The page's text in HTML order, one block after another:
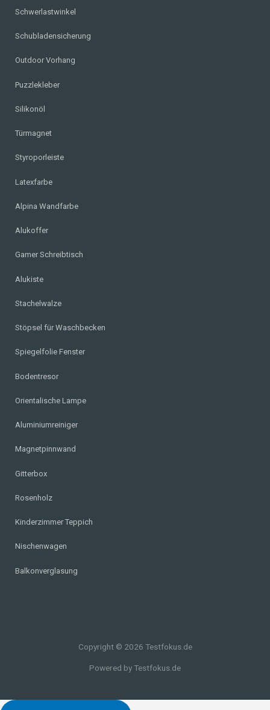
Schwerlastwinkel
Schubladensicherung
Outdoor Vorhang
Puzzlekleber
Silikonöl
Türmagnet
Styroporleiste
Latexfarbe
Alpina Wandfarbe
Alukoffer
Gamer Schreibtisch
Alukiste
Stachelwalze
Stöpsel für Waschbecken
Spiegelfolie Fenster
Bodentresor
Orientalische Lampe
Aluminiumreiniger
Magnetpinnwand
Gitterbox
Rosenholz
Kinderzimmer Teppich
Nischenwagen
Balkonverglasung
Copyright © 2026 Testfokus.de
Powered by Testfokus.de